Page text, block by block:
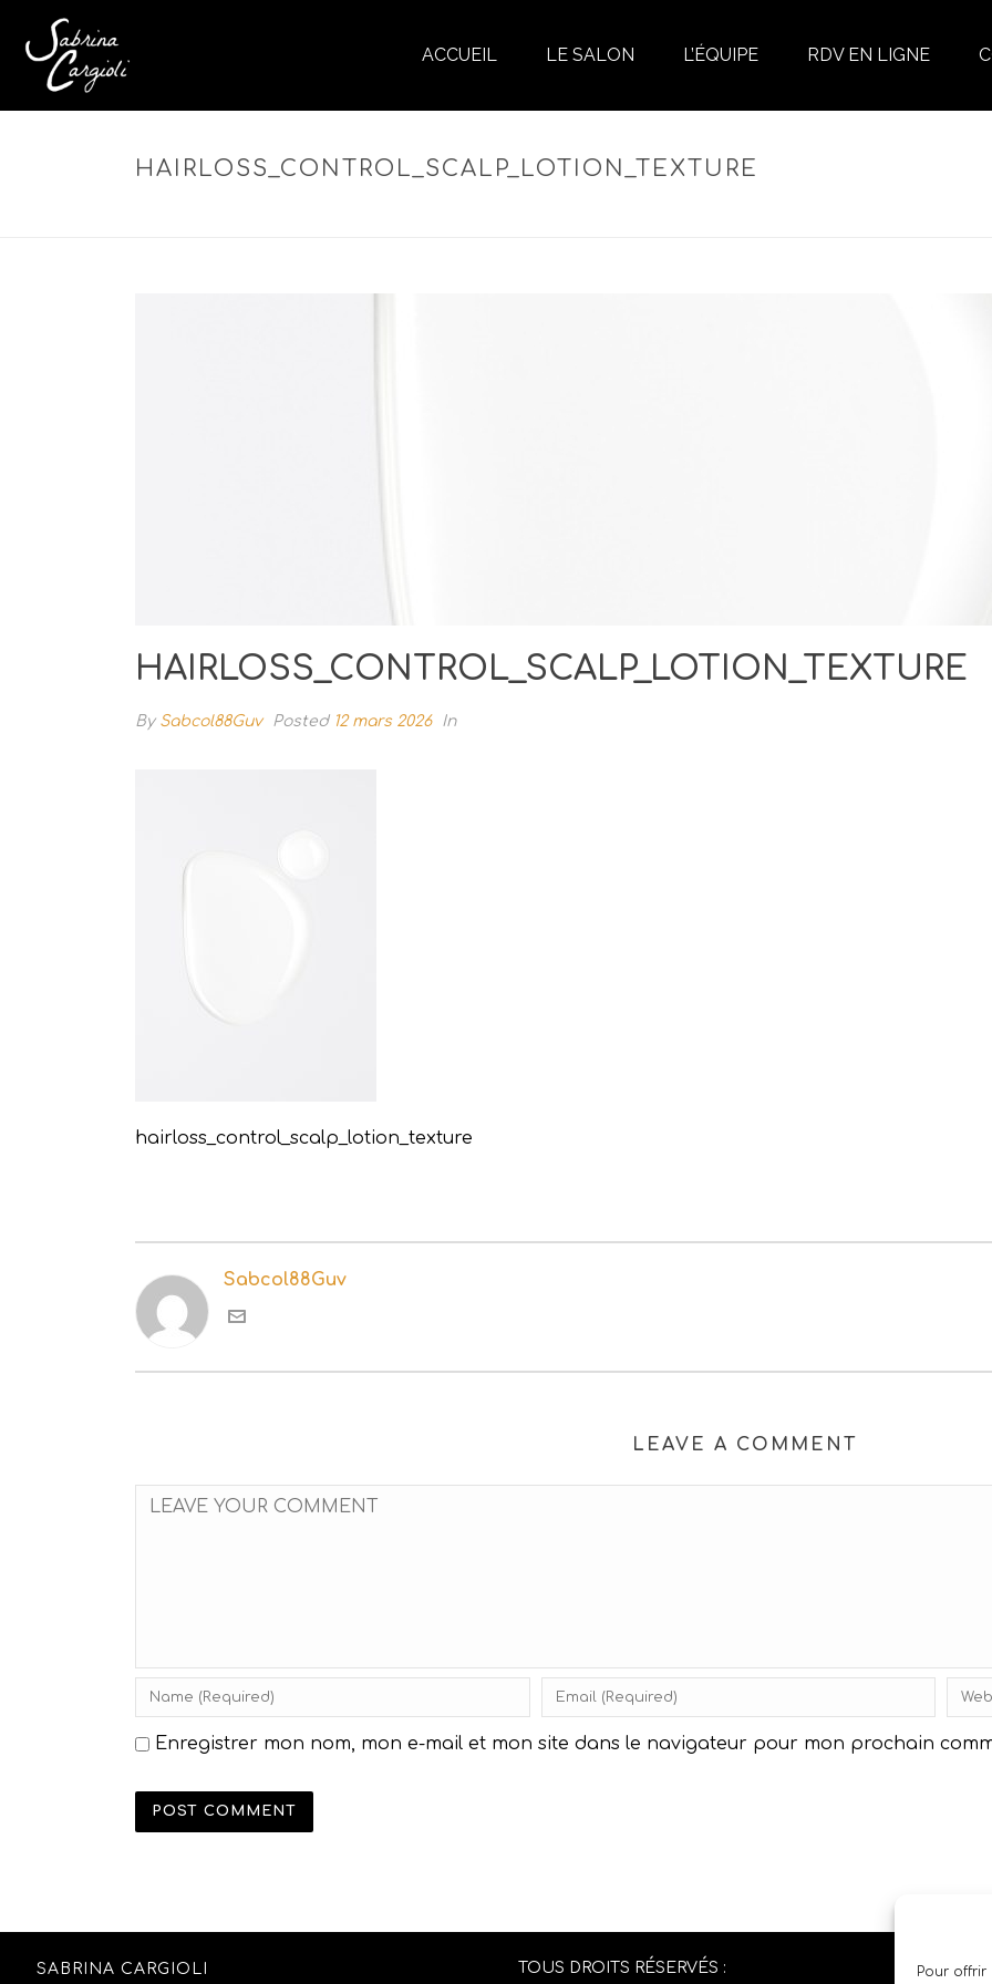
Pour offrir
ACCUEIL LE SALON L’ÉQUIPE RDV EN LIGNE
HAIRLOSS_CONTROL_SCALP_LOTION_TEXTURE
HAIRLOSS_CONTROL_SCALP_LOTION_TEXTURE
By Sabcol88Guv Posted 12 mars 2026 In
hairloss_control_scalp_lotion_texture
Sabcol88Guv
LEAVE A COMMENT
Enregistrer mon nom, mon e-mail et mon site dans le navigateur pour mon prochain
SABRINA CARGIOLI TOUS DROITS RÉSERVÉS :